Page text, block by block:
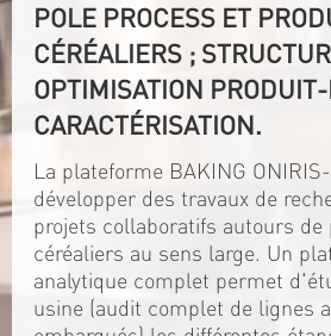
POLE PROCESS ET
CÉRÉALIERS ;
OPTIMISATION
CARACTÉRISATION.
La plateforme BAKING
développer des travaux de
projets collaboratifs autours de
céréaliers au sens large. Un
analytique complet permet
usine (audit complet de lignes